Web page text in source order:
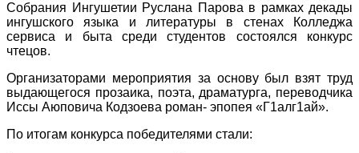
Собрания Ингушетии Руслана Парова в рамках декады
ингушского языка и литературы в стенах Колледжа
сервиса и быта среди студентов состоялся конкурс
чтецов.
Организаторами мероприятия за основу был взят труд
выдающегося прозаика, поэта, драматурга, переводчика
Иссы Аюповича Кодзоева роман- эпопея «Г1алг1ай».
По итогам конкурса победителями стали: